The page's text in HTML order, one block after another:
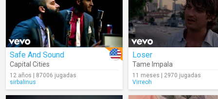
Safe And Sound
Capital Cities
12 años | 87006 jugadas
sirbalinus
Loser
Tame Impala
11 meses | 2970 jugadas
Virreoh